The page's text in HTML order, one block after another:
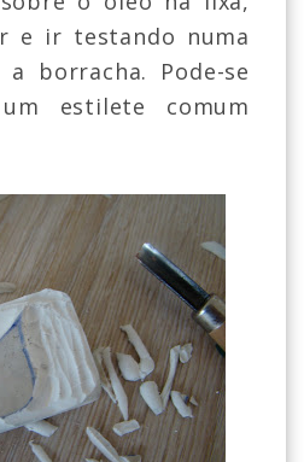
e ir testando numa
borracha. Pode-se
estilete comum